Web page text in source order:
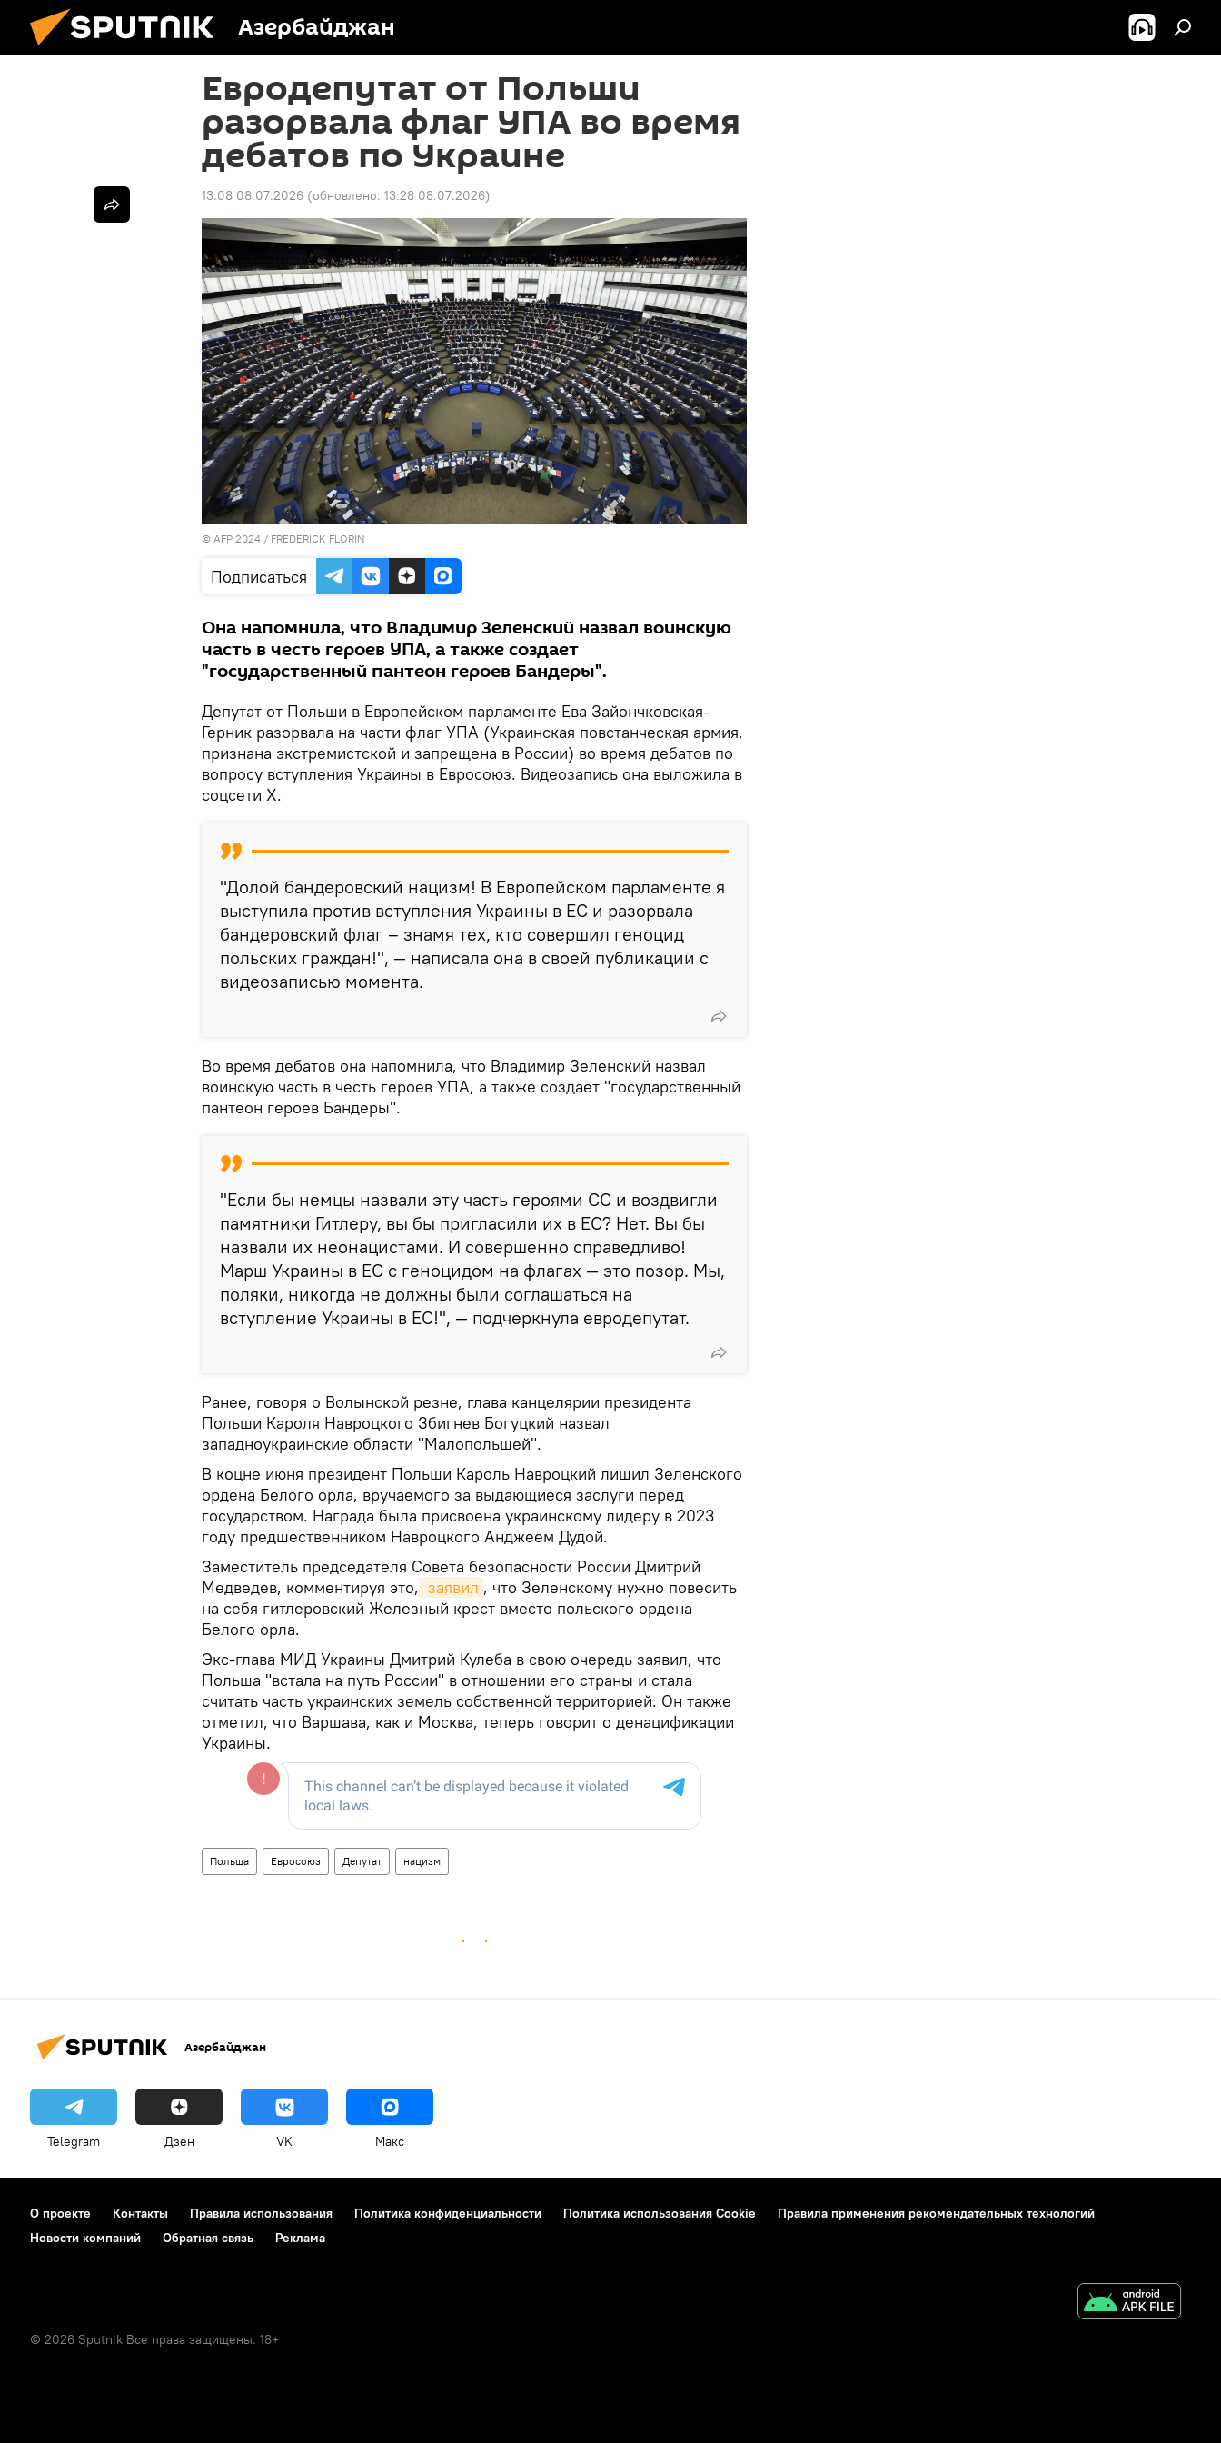
Азербайджан
Евродепутат от Польши
разорвала флаг УПА во время
дебатов по Украине
13:08 08.07.2026 (обновлено: 13:28 08.07.2026)
© AFP 2024 / FREDERICK FLORIN
Подписаться
Она напомнила, что Владимир Зеленский назвал воинскую
часть в честь героев УПА, а также создает
"государственный пантеон героев Бандеры".
Депутат от Польши в Европейском парламенте Ева Зайончковская-
Герник разорвала на части флаг УПА (Украинская повстанческая армия,
признана экстремистской и запрещена в России) во время дебатов по
вопросу вступления Украины в Евросоюз. Видеозапись она выложила в
соцсети Х.
"Долой бандеровский нацизм! В Европейском парламенте я
выступила против вступления Украины в ЕС и разорвала
бандеровский флаг – знамя тех, кто совершил геноцид
польских граждан!", — написала она в своей публикации с
видеозаписью момента.
Во время дебатов она напомнила, что Владимир Зеленский назвал
воинскую часть в честь героев УПА, а также создает "государственный
пантеон героев Бандеры".
"Если бы немцы назвали эту часть героями СС и воздвигли
памятники Гитлеру, вы бы пригласили их в ЕС? Нет. Вы бы
назвали их неонацистами. И совершенно справедливо!
Марш Украины в ЕС с геноцидом на флагах — это позор. Мы,
поляки, никогда не должны были соглашаться на
вступление Украины в ЕС!", — подчеркнула евродепутат.
Ранее, говоря о Волынской резне, глава канцелярии президента
Польши Кароля Навроцкого Збигнев Богуцкий назвал
западноукраинские области "Малопольшей".
В коцне июня президент Польши Кароль Навроцкий лишил Зеленского
ордена Белого орла, вручаемого за выдающиеся заслуги перед
государством. Награда была присвоена украинскому лидеру в 2023
году предшественником Навроцкого Анджеем Дудой.
Заместитель председателя Совета безопасности России Дмитрий
Медведев, комментируя это, заявил , что Зеленскому нужно повесить
на себя гитлеровский Железный крест вместо польского ордена
Белого орла.
Экс-глава МИД Украины Дмитрий Кулеба в свою очередь заявил, что
Польша "встала на путь России" в отношении его страны и стала
считать часть украинских земель собственной территорией. Он также
отметил, что Варшава, как и Москва, теперь говорит о денацификации
Украины.
Польша Евросоюз Депутат нацизм
Азербайджан
Telegram Дзен VK Макс
О проекте Контакты Правила использования Политика конфиденциальности Политика использования Cookie
Правила применения рекомендательных технологий
Новости компаний
Обратная связь Реклама
© 2026 Sputnik Все права защищены. 18+